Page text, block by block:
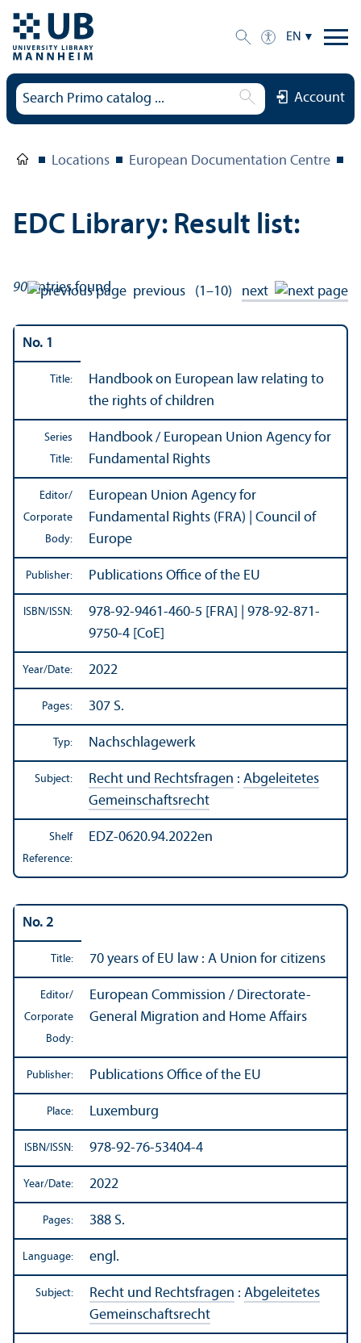
EN
Account
Locations European Documentation Centre
EDC Library: Result list:
90entries found previous (1–10) next
No. 1
Title:
Handbook on European law relating to
the rights of children
Series
Title:
Handbook / European Union Agency for
Fundamental Rights
Editor/
Corporate
Body:
European Union Agency for
Fundamental Rights (FRA) | Council of
Europe
Publisher: Publications Office of the EU
ISBN/ISSN:
978-92-9461-460-5 [FRA] | 978-92-871-
9750-4 [CoE]
Year/Date: 2022
Pages: 307 S.
Typ: Nachschlagewerk
Subject: Recht und Rechtsfragen : Abgeleitetes
Gemeinschaftsrecht
Shelf
Reference:
EDZ-0620.94.2022en
No. 2
Title: 70 years of EU law : A Union for citizens
Editor/
Corporate
Body:
European Commission / Directorate-
General Migration and Home Affairs
Publisher: Publications Office of the EU
Place: Luxemburg
ISBN/ISSN: 978-92-76-53404-4
Year/Date: 2022
Pages: 388 S.
Language: engl.
Subject: Recht und Rechtsfragen : Abgeleitetes
Gemeinschaftsrecht